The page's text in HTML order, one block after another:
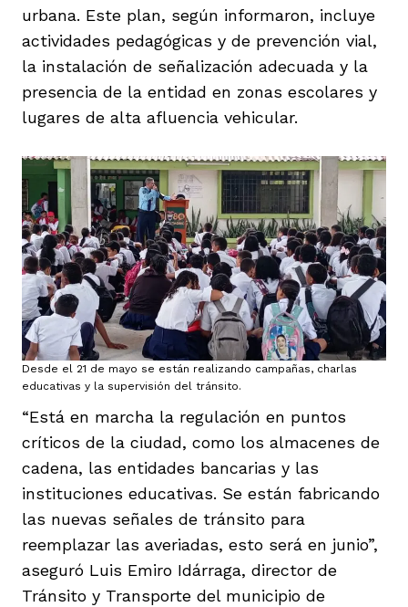
urbana. Este plan, según informaron, incluye
actividades pedagógicas y de prevención vial,
la instalación de señalización adecuada y la
presencia de la entidad en zonas escolares y
lugares de alta afluencia vehicular.
Desde el 21 de mayo se están realizando campañas, charlas
educativas y la supervisión del tránsito.
“Está en marcha la regulación en puntos
críticos de la ciudad, como los almacenes de
cadena, las entidades bancarias y las
instituciones educativas. Se están fabricando
las nuevas señales de tránsito para
reemplazar las averiadas, esto será en junio”,
aseguró Luis Emiro Idárraga, director de
Tránsito y Transporte del municipio de